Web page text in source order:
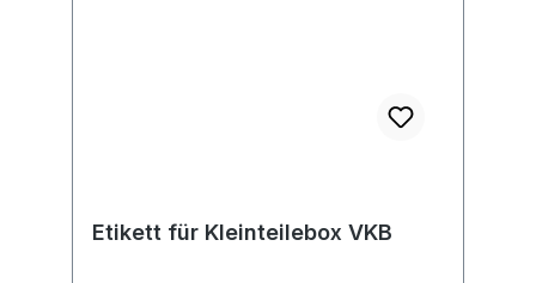
Etikett für Kleinteilebox VKB